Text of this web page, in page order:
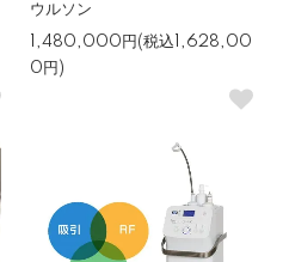
ウルソン
1,480,000円(税込1,628,00
0円)